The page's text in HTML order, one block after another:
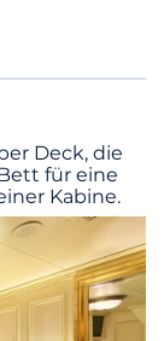
Deck, die
für eine
Kabine.